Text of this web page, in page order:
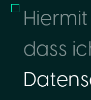
dass